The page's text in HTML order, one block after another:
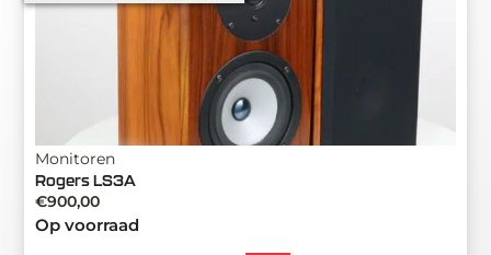
Monitoren
Rogers LS3A
€900,00
Op voorraad